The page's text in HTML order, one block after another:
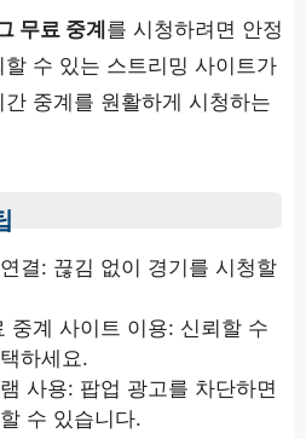
무료 중계를 시청하려면 안정
수 있는 스트리밍 사이트가
중계를 원활하게 시청하는
결: 끊김 없이 경기를 시청할
중계 사이트 이용: 신뢰할 수
하세요.
사용: 팝업 광고를 차단하면
수 있습니다.